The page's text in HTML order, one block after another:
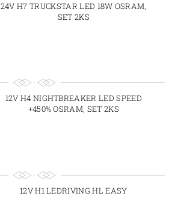
24V H7 TRUCKSTAR LED 18W OSRAM,
SET 2KS
12V H4 NIGHTBREAKER LED SPEED
+450% OSRAM, SET 2KS
12V H1 LEDRIVING HL EASY